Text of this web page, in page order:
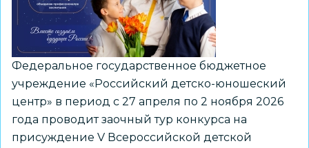
Федеральное государственное бюджетное
учреждение «Российский детско-юношеский
центр» в период с 27 апреля по 2 ноября 2026
года проводит заочный тур конкурса на
присуждение V Всероссийской детской